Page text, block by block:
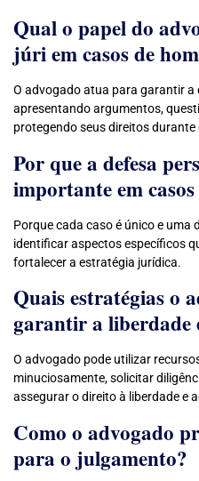
Qual o papel do
júri em casos de
O advogado atua para garantir a
apresentando argumentos,
protegendo seus direitos durante
Por que a defesa
importante em
Porque cada caso é único e uma
identificar aspectos específicos
fortalecer a estratégia jurídica.
Quais estratégias o
garantir a liberdade
O advogado pode utilizar
minuciosamente, solicitar
assegurar o direito à liberdade e
Como o advogado
para o julgamento?